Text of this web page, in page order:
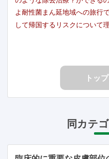
よ耐性菌まん延地域への旅行
して帰国するリスクについて
トッ
同カテ